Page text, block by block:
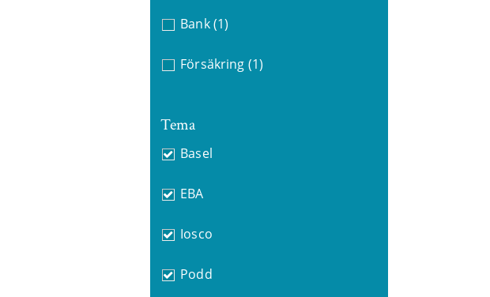
Bank (1)
Försäkring (1)
Tema
Basel
EBA
Iosco
Podd